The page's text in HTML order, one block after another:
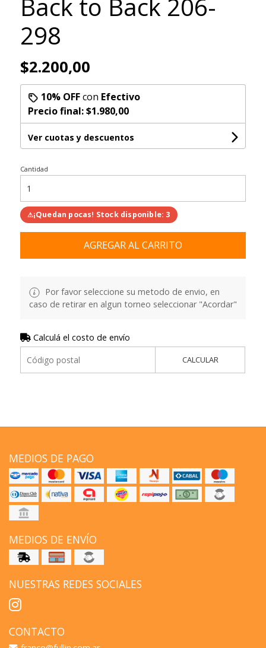
Back to Back 206-
298
$2.200,00
10% OFFcon Efectivo
Precio final:$1.980,00
Ver cuotas y descuentos
Cantidad
⚠¡Quedan pocas! Stock disponible: 3
AGREGAR AL CARRITO
Por favor seleccione su metodo de envio, en
caso de retirar en algun torneo seleccionar "Acordar"
Calculá el costo de envío
CALCULAR
MEDIOS DE PAGO
MEDIOS DE ENVÍO
NUESTRAS REDES SOCIALES
CONTACTO